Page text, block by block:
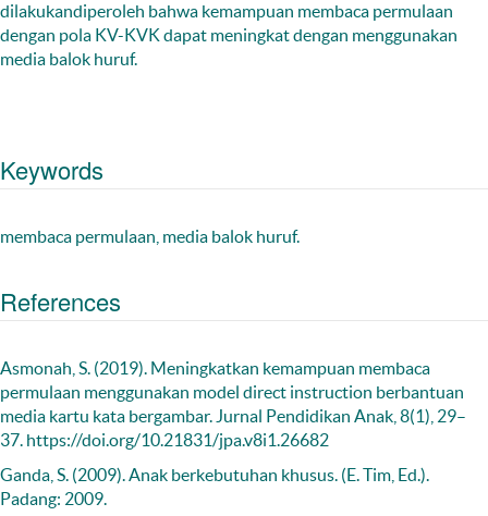
dilakukandiperoleh bahwa kemampuan membaca permulaan
dengan pola KV-KVK dapat meningkat dengan menggunakan
media balok huruf.
Keywords
membaca permulaan, media balok huruf.
References
Asmonah, S. (2019). Meningkatkan kemampuan membaca
permulaan menggunakan model direct instruction berbantuan
media kartu kata bergambar. Jurnal Pendidikan Anak, 8(1), 29–
37. https://doi.org/10.21831/jpa.v8i1.26682
Ganda, S. (2009). Anak berkebutuhan khusus. (E. Tim, Ed.).
Padang: 2009.